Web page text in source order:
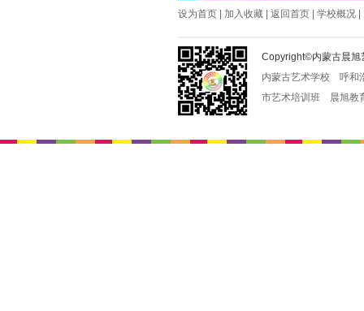
设为首页 加入收藏 返回首页 学校概况
Copyright©内蒙古晨
内蒙古艺术学校
呼和
市艺术培训班
晨旭教